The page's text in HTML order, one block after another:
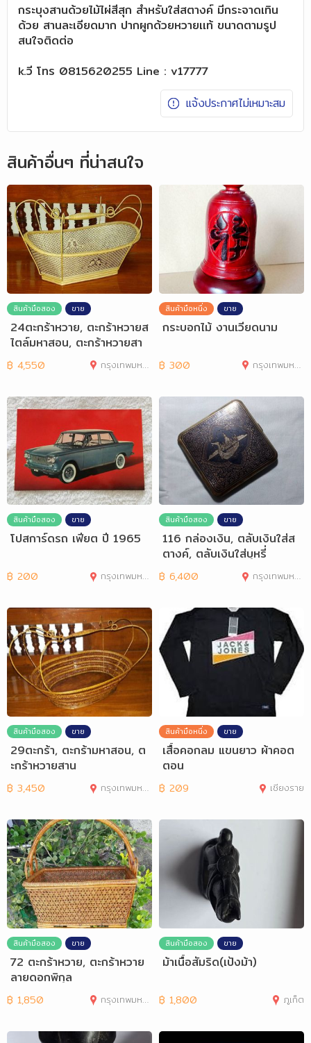
กระบุงสานด้วยไม้ไผ่สีสุก สำหรับใส่สตางค์ มีกระจาดเทิน
ด้วย สานละเอียดมาก ปากผูกด้วยหวายเเท้ ขนาดตามรูป
สนใจติดต่อ
k.วี โทร 0815620255 Line : v17777
แจ้งประกาศไม่เหมาะสม
สินค้าอื่นๆ ที่น่าสนใจ
สินค้ามือสอง ขาย
24ตะกร้าหวาย, ตะกร้าหวายส
ไตล์มหาสอน, ตะกร้าหวายสา
น
฿ 4,550 กรุงเทพมหานคร
สินค้ามือหนึ่ง ขาย
กระบอกไม้ งานเวียดนาม
฿ 300 กรุงเทพมหานคร
สินค้ามือสอง ขาย
โปสการ์ดรถ เฟียต ปี 1965
฿ 200 กรุงเทพมหานคร
สินค้ามือสอง ขาย
116 กล่องเงิน, ตลับเงินใส่ส
ตางค์, ตลับเงินใส่บุหรี่
฿ 6,400 กรุงเทพมหานคร
สินค้ามือสอง ขาย
29ตะกร้า, ตะกร้ามหาสอน, ต
ะกร้าหวายสาน
฿ 3,450 กรุงเทพมหานคร
สินค้ามือหนึ่ง ขาย
เสื้อคอกลม แขนยาว ผ้าคอต
ตอน
฿ 209 เชียงราย
สินค้ามือสอง ขาย
72 ตะกร้าหวาย, ตะกร้าหวาย
ลายดอกพิกุล
฿ 1,850 กรุงเทพมหานคร
สินค้ามือสอง ขาย
ม้าเนื้อสัมริด(เป้งม้า)
฿ 1,800 ภูเก็ต